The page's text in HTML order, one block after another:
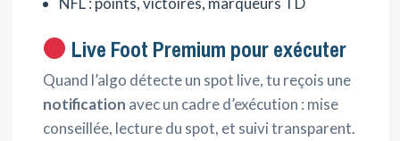
Live Foot Premium pour exécuter
Quand l’algo détecte un spot live, tu reçois une
notification avec un cadre d’exécution : mise
conseillée, lecture du spot, et suivi transparent.